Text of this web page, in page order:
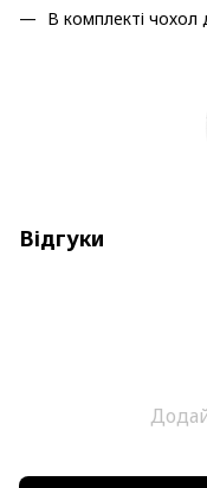
В комплекті
Відгуки